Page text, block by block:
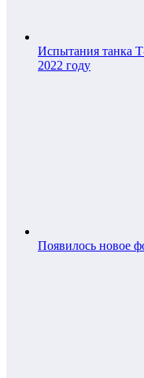
Испытания танка
2022 году
Появилось новое